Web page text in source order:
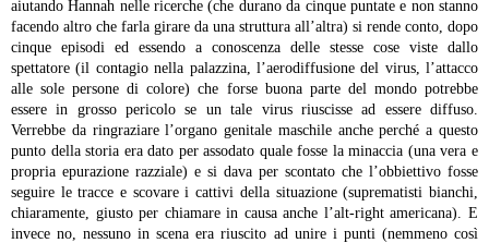
aiutando Hannah nelle ricerche (che durano da cinque puntate e non stanno
facendo altro che farla girare da una struttura all’altra) si rende conto, dopo
cinque episodi ed essendo a conoscenza delle stesse cose viste dallo
spettatore (il contagio nella palazzina, l’aerodiffusione del virus, l’attacco
alle sole persone di colore) che forse buona parte del mondo potrebbe
essere in grosso pericolo se un tale virus riuscisse ad essere diffuso.
Verrebbe da ringraziare l’organo genitale maschile anche perché a questo
punto della storia era dato per assodato quale fosse la minaccia (una vera e
propria epurazione razziale) e si dava per scontato che l’obbiettivo fosse
seguire le tracce e scovare i cattivi della situazione (suprematisti bianchi,
chiaramente, giusto per chiamare in causa anche l’alt-right americana). E
invece no, nessuno in scena era riuscito ad unire i punti (nemmeno così